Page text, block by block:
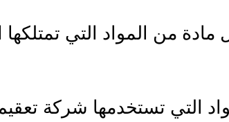
من المواد التي
التي تستخدمها شركة